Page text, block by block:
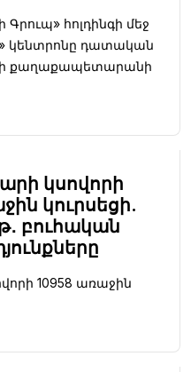
հոլդինգի մեջ
կենտրոնը դատական
քաղաքապետարանի
կսովորի
կուրսեցի.
բուհական
10958 առաջին